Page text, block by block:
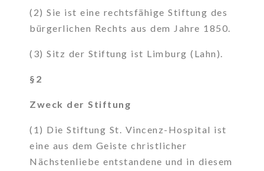
(2) Sie ist eine rechtsfähige Stiftung des
bürgerlichen Rechts aus dem Jahre 1850.
(3) Sitz der Stiftung ist Limburg (Lahn).
§2
Zweck der Stiftung
(1) Die Stiftung St. Vincenz-Hospital ist
eine aus dem Geiste christlicher
Nächstenliebe entstandene und in diesem